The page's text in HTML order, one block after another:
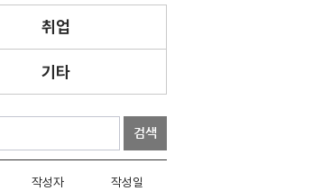
취업
기타
검색
작성자 작성일